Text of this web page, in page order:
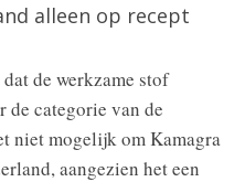
alleen op recept
de werkzame stof
de categorie van de
niet mogelijk om Kamagra
aangezien het een